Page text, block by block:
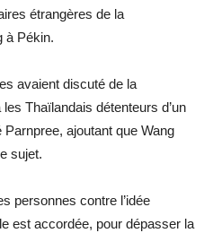
étrangères de la
à Pékin.
avaient discuté de la
Thaïlandais détenteurs d’un
ajoutant que Wang
sujet.
personnes contre l’idée
est accordée, pour dépasser la